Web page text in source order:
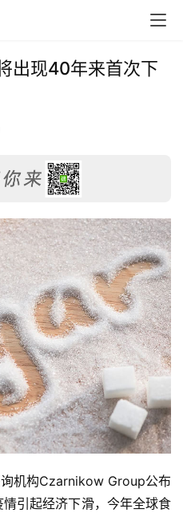
出现40年来首次下
机构Czarnikow Group公布
引起经济下滑，今年全球食